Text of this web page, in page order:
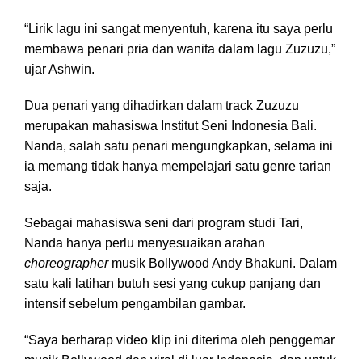
“Lirik lagu ini sangat menyentuh, karena itu saya perlu
membawa penari pria dan wanita dalam lagu Zuzuzu,”
ujar Ashwin.
Dua penari yang dihadirkan dalam track Zuzuzu
merupakan mahasiswa Institut Seni Indonesia Bali.
Nanda, salah satu penari mengungkapkan, selama ini
ia memang tidak hanya mempelajari satu genre tarian
saja.
Sebagai mahasiswa seni dari program studi Tari,
Nanda hanya perlu menyesuaikan arahan
choreographermusik Bollywood Andy Bhakuni. Dalam
satu kali latihan butuh sesi yang cukup panjang dan
intensif sebelum pengambilan gambar.
“Saya berharap video klip ini diterima oleh penggemar